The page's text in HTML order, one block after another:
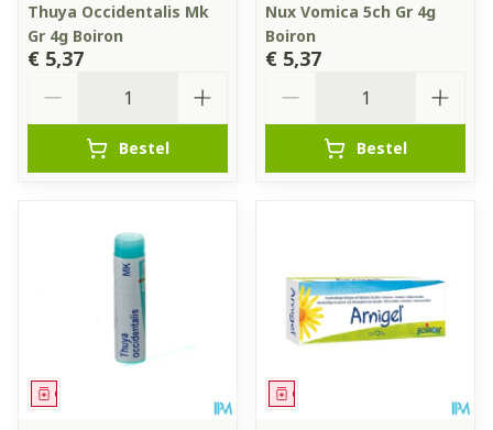
Thuya Occidentalis Mk
Gr 4g Boiron
€ 5,37
Bestel
Nux Vomica 5ch Gr 4g
Boiron
€ 5,37
Bestel
Geneesmiddel Geneesmiddel